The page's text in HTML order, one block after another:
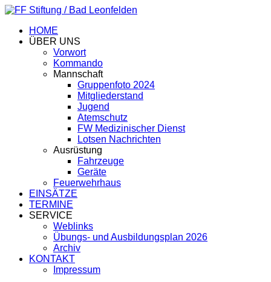
HOME
ÜBER UNS
Vorwort
Kommando
Mannschaft
Gruppenfoto 2024
Mitgliederstand
Jugend
Atemschutz
FW Medizinischer Dienst
Lotsen Nachrichten
Ausrüstung
Fahrzeuge
Geräte
Feuerwehrhaus
EINSÄTZE
TERMINE
SERVICE
Weblinks
Übungs- und Ausbildungsplan 2026
Archiv
KONTAKT
Impressum